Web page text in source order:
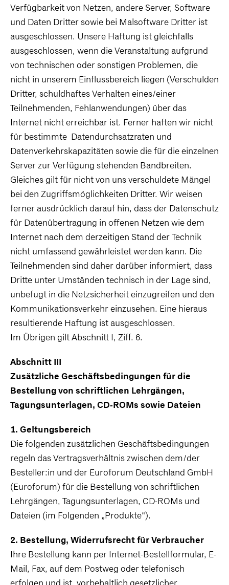
Verfügbarkeit von Netzen, andere Server, Software
und Daten Dritter sowie bei Malsoftware Dritter ist
ausgeschlossen. Unsere Haftung ist gleichfalls
ausgeschlossen, wenn die Veranstaltung aufgrund
von technischen oder sonstigen Problemen, die
nicht in unserem Einflussbereich liegen (Verschulden
Dritter, schuldhaftes Verhalten eines/einer
Teilnehmenden, Fehlanwendungen) über das
Internet nicht erreichbar ist. Ferner haften wir nicht
für bestimmte Datendurchsatzraten und
Datenverkehrskapazitäten sowie die für die einzelnen
Server zur Verfügung stehenden Bandbreiten.
Gleiches gilt für nicht von uns verschuldete Mängel
bei den Zugriffsmöglichkeiten Dritter. Wir weisen
ferner ausdrücklich darauf hin, dass der Datenschutz
für Datenübertragung in offenen Netzen wie dem
Internet nach dem derzeitigen Stand der Technik
nicht umfassend gewährleistet werden kann. Die
Teilnehmenden sind daher darüber informiert, dass
Dritte unter Umständen technisch in der Lage sind,
unbefugt in die Netzsicherheit einzugreifen und den
Kommunikationsverkehr einzusehen. Eine hieraus
resultierende Haftung ist ausgeschlossen.
Im Übrigen gilt Abschnitt I, Ziff. 6.
Abschnitt III
Zusätzliche Geschäftsbedingungen für die
Bestellung von schriftlichen Lehrgängen,
Tagungsunterlagen, CD-ROMs sowie Dateien
1. Geltungsbereich
Die folgenden zusätzlichen Geschäftsbedingungen
regeln das Vertragsverhältnis zwischen dem/der
Besteller:in und der Euroforum Deutschland GmbH
(Euroforum) für die Bestellung von schriftlichen
Lehrgängen, Tagungsunterlagen, CD-ROMs und
Dateien (im Folgenden „Produkte“).
2. Bestellung, Widerrufsrecht für Verbraucher
Ihre Bestellung kann per Internet-Bestellformular, E-
Mail, Fax, auf dem Postweg oder telefonisch